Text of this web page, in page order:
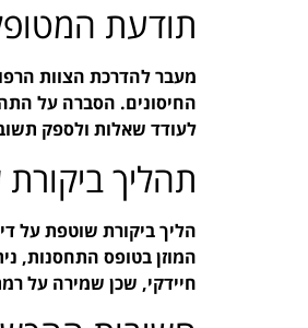
תודעת
מעבר להדרכת הצוות
החיסונים. הסברה על
לעודד שאלות ולספק
תהליך
הליך ביקורת שוטפת על
המוזן בטופס התחסנות,
חיידקי, שכן שמירה על